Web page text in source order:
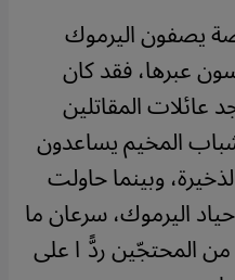
يصفون اليرموك
عبرها، فقد كان
عائلات المقاتلين
المخيم يساعدون
وبينما حاولت
اليرموك، سرعان ما
المحتجّين ردًّا على